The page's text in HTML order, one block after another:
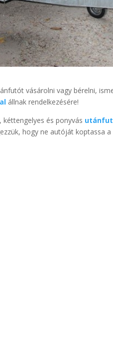
vásárolni vagy bérelni,
állnak rendelkezésére!
kéttengelyes és ponyvás
hogy ne autóját koptassa